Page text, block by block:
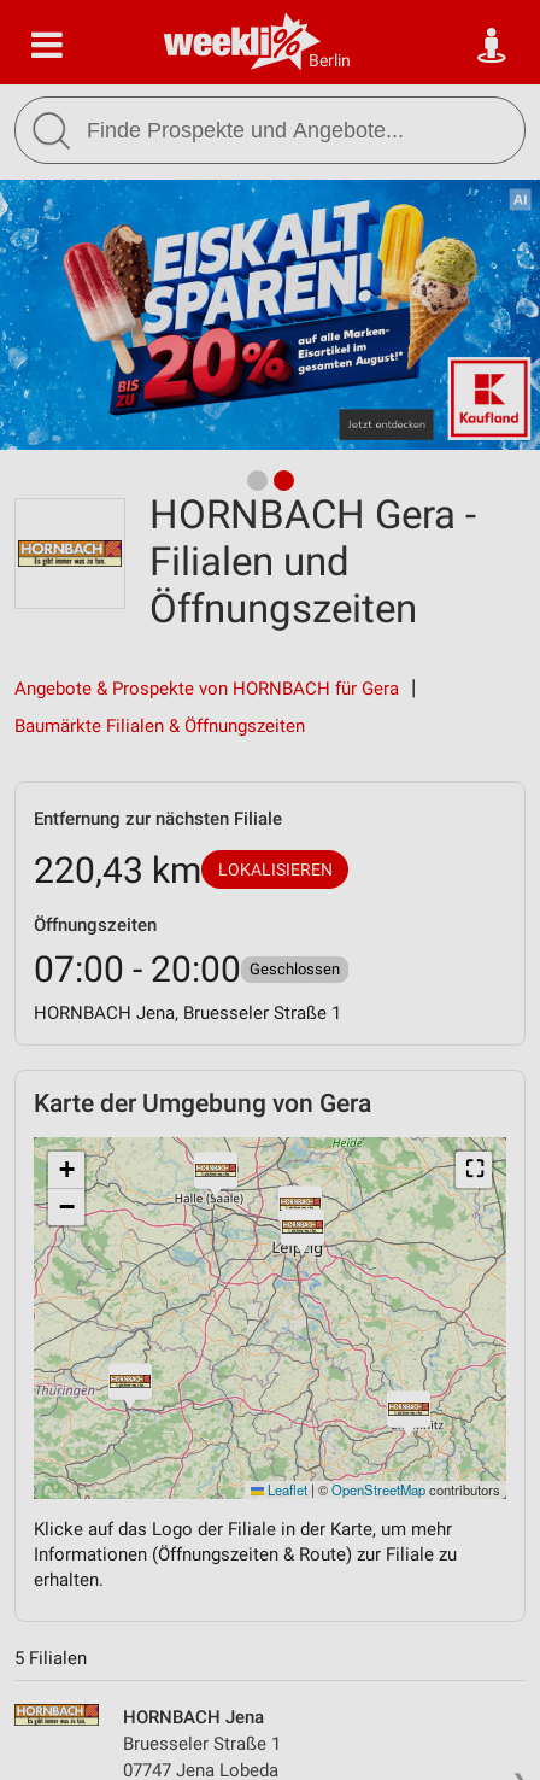
Berlin
HORNBACH Gera -
Filialen und
Öffnungszeiten
Angebote & Prospekte von HORNBACH für Gera
Baumärkte Filialen & Öffnungszeiten
Entfernung zur nächsten Filiale
220,43 km LOKALISIEREN
Öffnungszeiten
07:00 - 20:00 Geschlossen
HORNBACH Jena, Bruesseler Straße 1
Karte der Umgebung von Gera
⛶
+
−
Leaflet |©OpenStreetMapcontributors
Klicke auf das Logo der Filiale in der Karte, um mehr
Informationen (Öffnungszeiten & Route) zur Filiale zu
erhalten.
5 Filialen
HORNBACH Jena
Bruesseler Straße 1
07747 Jena Lobeda